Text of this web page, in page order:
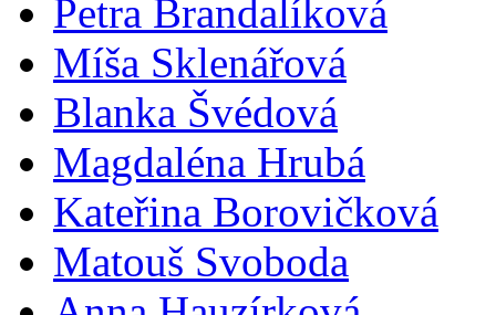
Petra Brandalíková
Míša Sklenářová
Blanka Švédová
Magdaléna Hrubá
Kateřina Borovičková
Matouš Svoboda